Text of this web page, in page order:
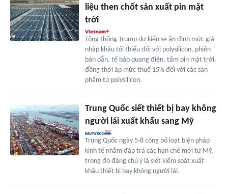
liệu then chốt sản xuất pin mặt
trời
Tổng thống Trump dự kiến sẽ ấn định mức giá
nhập khẩu tối thiểu đối với polysilicon, phiến
bán dẫn, tế bào quang điện, tấm pin mặt trời,
đồng thời áp mức thuế 15% đối với các sản
phẩm từ polysilicon.
Trung Quốc siết thiết bị bay không
người lái xuất khẩu sang Mỹ
Trung Quốc ngày 5-8 công bố loạt biện pháp
kinh tế nhằm đáp trả các hạn chế mới từ Mỹ,
trong đó đáng chú ý là siết kiểm soát xuất
khẩu thiết bị bay không người lái.